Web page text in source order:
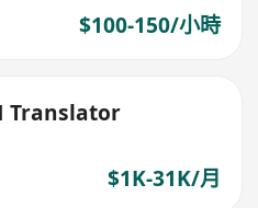
$100-150/小時
Translator
$1K-31K/月